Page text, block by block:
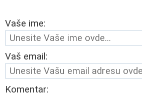
Vaše ime:
Vaš email:
Komentar: